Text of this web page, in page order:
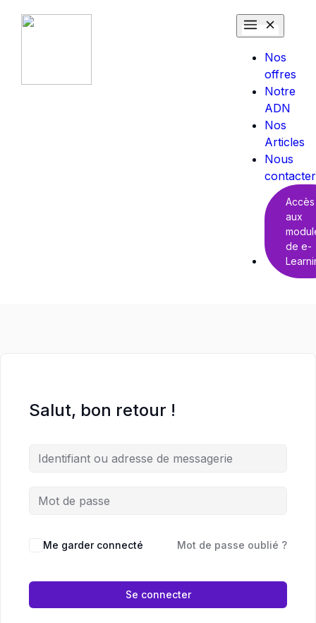
Nos
offres
Notre
ADN
Nos
Articles
Nous
contacter
Accès
aux
de e-
Salut, bon retour !
Me garder connecté Mot de passe oublié ?
Se connecter